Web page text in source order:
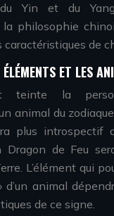
Yin et du
philosophie
de
ET LES
teinte la
animal du
plus introspectif
Dragon de Feu
L’élément qui
d’un animal
de ce signe.